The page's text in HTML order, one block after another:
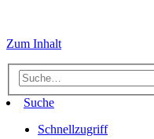
Zum Inhalt
Suche
Schnellzugriff